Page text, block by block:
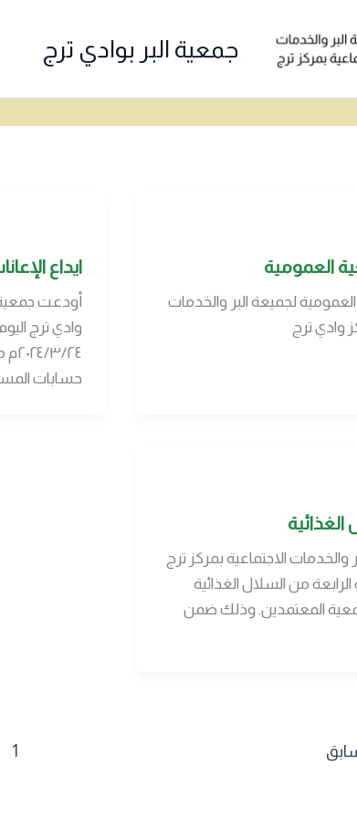
جمعية البر بوادي ترج
العمومية
العمومية لجميعة البر والخدمات
وادي ترج
ايداع
أودعت جمعية
حسابات
الغذائية
والخدمات الاجتماعية بمركز ترج
من السلال الغذائية
المعتمدين. وذلك ضمن
1